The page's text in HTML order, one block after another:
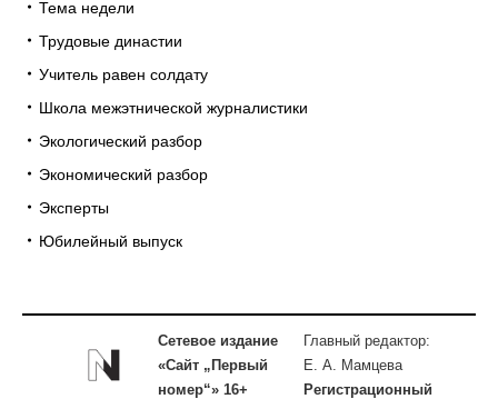
Тема недели
Трудовые династии
Учитель равен солдату
Школа межэтнической журналистики
Экологический разбор
Экономический разбор
Эксперты
Юбилейный выпуск
Сетевое издание
«Сайт „Первый
номер“» 16+
Главный редактор:
Е. А. Мамцева
Регистрационный